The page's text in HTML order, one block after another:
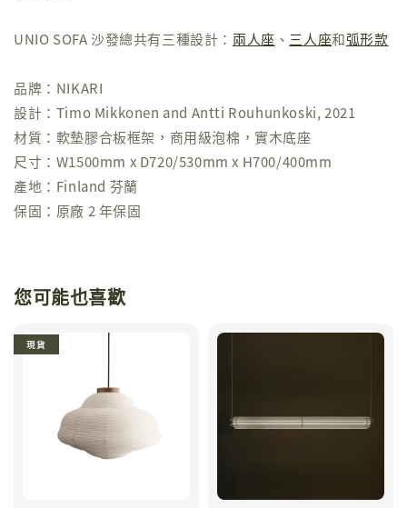
UNIO SOFA 沙發總共有三種設計： 兩人座 、 三人座和弧形款
品牌：NIKARI
設計：Timo Mikkonen and Antti Rouhunkoski, 2021
材質：軟墊膠合板框架，商用級泡棉，實木底座
尺寸：W1500mm x D720/530mm x H700/400mm
產地：Finland 芬蘭
保固：原廠 2 年保固
您可能也喜歡
現貨